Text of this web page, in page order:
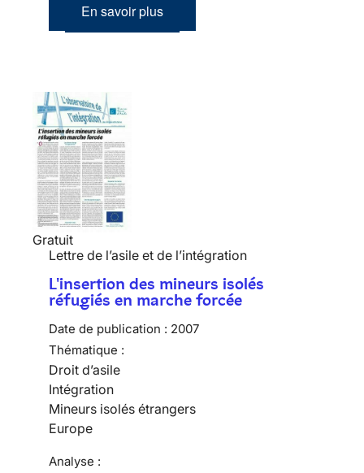
En savoir plus
Gratuit
Lettre de l’asile et de l’intégration
L'insertion des mineurs isolés
réfugiés en marche forcée
Date de publication : 2007
Thématique :
Droit d’asile
Intégration
Mineurs isolés étrangers
Europe
Analyse :